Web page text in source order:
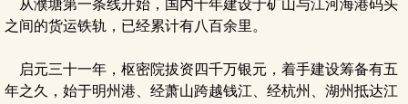
从濮塘第一条线开始，国内十年建设于矿山与江河海港码头
之间的货运铁轨，已经累计有八百余里。
启元三十一年，枢密院拔资四千万银元，着手建设筹备有五
年之久，始于明州港、经萧山跨越钱江、经杭州、湖州抵达江